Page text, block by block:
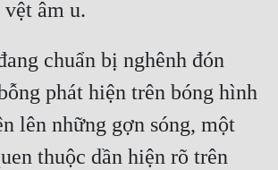
chuẩn bị nghênh đón
phát hiện trên bóng hình
lên những gợn sóng, một
thuộc dần hiện rõ trên